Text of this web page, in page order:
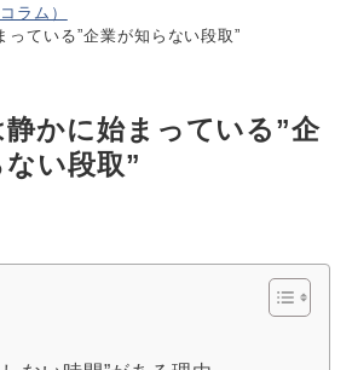
ラム）
っている”企業が知らない段取”
かに始まっている”企
い段取”